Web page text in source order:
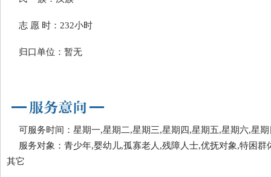
志 愿 时：232小时
归口单位：暂无
可服务时间：星期一,星期二,星期三,星期四,星期五,星期六,星期
服务对象：青少年,婴幼儿,孤寡老人,残障人士,优抚对象,特困群
其它